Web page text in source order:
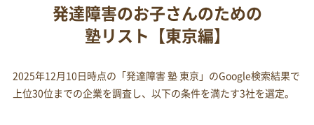
発達障害のお子さんのための
塾リスト【東京編】
2025年12月10日時点の「発達障害 塾 東京」のGoogle検索結果で
上位30位までの企業を調査し、以下の条件を満たす3社を選定。